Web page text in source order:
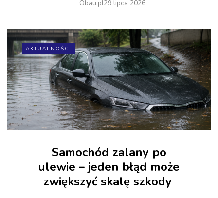
Obau.pl29 lipca 2026
AKTUALNOŚCI
Samochód zalany po
ulewie – jeden błąd może
zwiększyć skalę szkody